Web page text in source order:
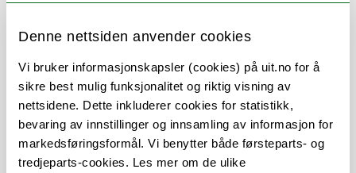
Denne nettsiden anvender cookies
Vi bruker informasjonskapsler (cookies) på uit.no for å
sikre best mulig funksjonalitet og riktig visning av
nettsidene. Dette inkluderer cookies for statistikk,
bevaring av innstillinger og innsamling av informasjon for
markedsføringsformål. Vi benytter både førsteparts- og
tredjeparts-cookies. Les mer om de ulike
Om
Forskning og undervisning
Publikasjoner
Her finner du meg